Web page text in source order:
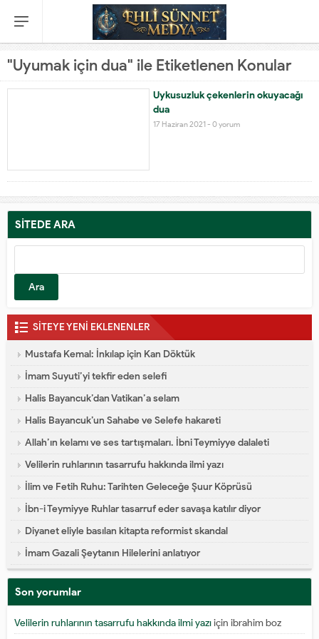
"Uyumak için dua" ile Etiketlenen Konular
Uykusuzluk çekenlerin okuyacağı
dua
17 Haziran 2021 - 0 yorum
SİTEDE ARA
SİTEYE YENİ EKLENENLER
Mustafa Kemal: İnkılap için Kan Döktük
İmam Suyuti’yi tekfir eden selefi
Halis Bayancuk’dan Vatikan’a selam
Halis Bayancuk’un Sahabe ve Selefe hakareti
Allah’ın kelamı ve ses tartışmaları. İbni Teymiyye dalaleti
Velilerin ruhlarının tasarrufu hakkında ilmi yazı
İlim ve Fetih Ruhu: Tarihten Geleceğe Şuur Köprüsü
İbn-i Teymiyye Ruhlar tasarruf eder savaşa katılır diyor
Diyanet eliyle basılan kitapta reformist skandal
İmam Gazali Şeytanın Hilelerini anlatıyor
Son yorumlar
Velilerin ruhlarının tasarrufu hakkında ilmi yazıiçin ibrahim boz